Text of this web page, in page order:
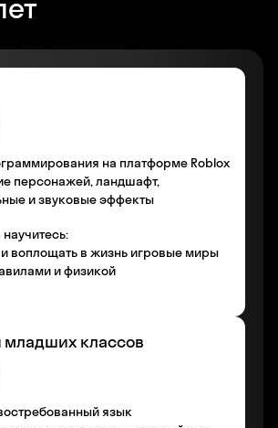
на платформе Roblox
персонажей, ландшафт,
и звуковые эффекты
воплощать в жизнь игровые миры
и физикой
младших классов
язык